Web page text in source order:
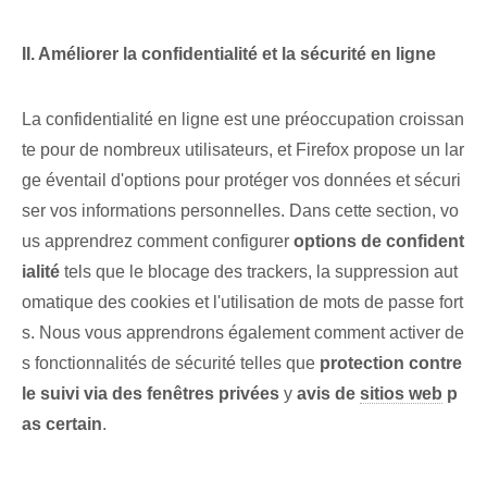
II.‌ Améliorer‌ la confidentialité et la sécurité en ligne
La confidentialité en ligne est une préoccupation croissan
te pour de nombreux utilisateurs, et Firefox propose un lar
ge éventail d'options pour protéger vos données et sécuri
ser vos informations personnelles. Dans cette section,⁤ vo
us apprendrez ‌comment configurer options de confident
ialité tels que le blocage des trackers, la suppression aut
omatique des cookies et l'utilisation de mots de passe fort
s. Nous vous apprendrons également comment activer de
s fonctionnalités de sécurité telles que protection contre
le suivi via des fenêtres privées y avis de sitios web p
as certain.